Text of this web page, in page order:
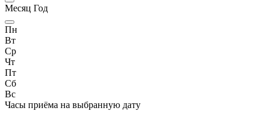
Месяц Год
Пн
Вт
Ср
Чт
Пт
Сб
Вс
Часы приёма на выбранную дату